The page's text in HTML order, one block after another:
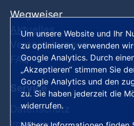
Wegweiser
Aktuelles
Veranstaltungen
FAQ
Service
Datenschutz
Um unsere Website und Ihr
zu optimieren, verwenden
Google Analytics. Durch
„Akzeptieren“ stimmen Sie
Google Analytics und den
zu. Sie haben jederzeit die
widerrufen.